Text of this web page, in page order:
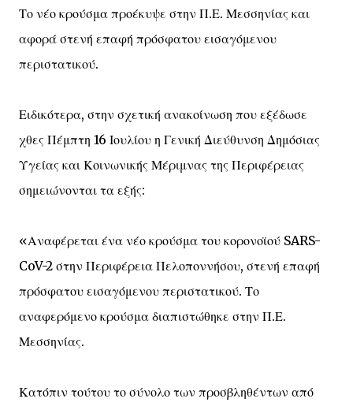
Το νέο κρούσμα προέκυψε στην Π.Ε. Μεσσηνίας και
αφορά στενή επαφή πρόσφατου εισαγόμενου
περιστατικού.
Ειδικότερα, στην σχετική ανακοίνωση που εξέδωσε
χθες Πέμπτη 16 Ιουλίου η Γενική Διεύθυνση Δημόσιας
Υγείας και Κοινωνικής Μέριμνας της Περιφέρειας
σημειώνονται τα εξής:
«Αναφέρεται ένα νέο κρούσμα του κορονοϊού SARS-
CoV-2 στην Περιφέρεια Πελοποννήσου, στενή επαφή
πρόσφατου εισαγόμενου περιστατικού. Το
αναφερόμενο κρούσμα διαπιστώθηκε στην Π.Ε.
Μεσσηνίας.
Κατόπιν τούτου το σύνολο των προσβληθέντων από